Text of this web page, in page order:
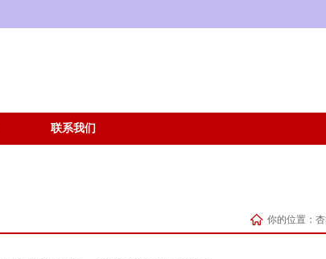
联系我们
你的位置：